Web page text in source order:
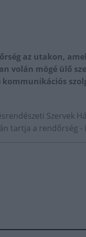
az utakon,
volán mögé ülő
kommunikációs
Szervek
tartja a rendőrség